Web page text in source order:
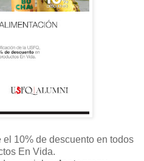
10% de descuento en todos
En Vida.